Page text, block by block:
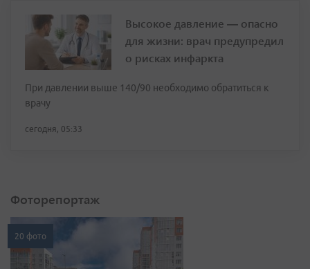
Высокое давление — опасно
для жизни: врач предупредил
о рисках инфаркта
При давлении выше 140/90 необходимо обратиться к
врачу
сегодня, 05:33
Фоторепортаж
20 фото